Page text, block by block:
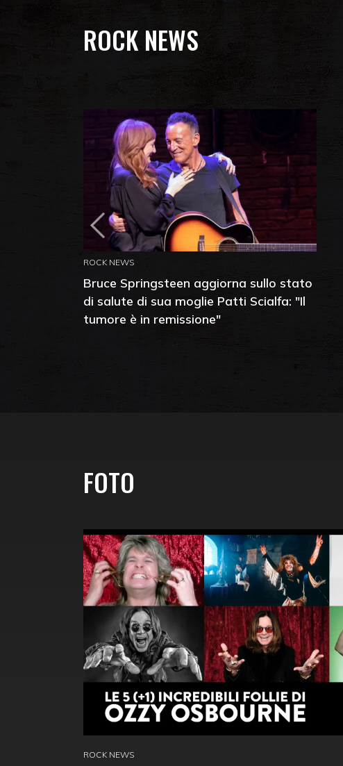
ROCK NEWS
ROCK NEWS
Bruce Springsteen aggiorna sullo stato
di salute di sua moglie Patti Scialfa: "Il
tumore è in remissione"
FOTO
ROCK NEWS